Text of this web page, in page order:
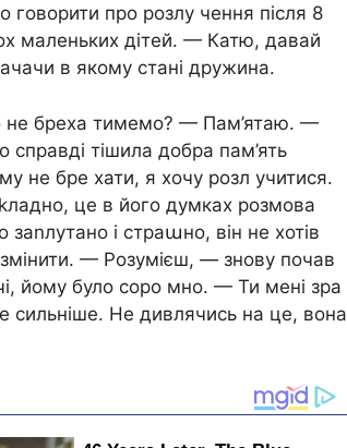
говорити про розлу чення після 8
маленьких дітей. — Катю, давай
в якому стані дружина.
не бреха тимемо? — Пам’ятаю. —
справді тішила добра пам’ять
бре хати, я хочу розл учитися.
це в його думках розмова
і страաно, він не хотів
— Розумієш, — знову почав
йому було соро мно. — Ти мені зра
сильніше. Не дивлячись на це, вона